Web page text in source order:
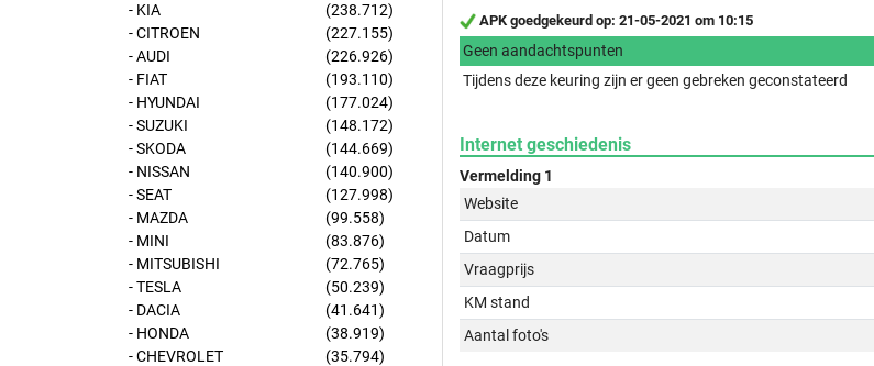
- KIA
(238.712)
- CITROEN
(227.155)
- AUDI
(226.926)
- FIAT
(193.110)
- HYUNDAI
(177.024)
- SUZUKI
(148.172)
- SKODA
(144.669)
- NISSAN
(140.900)
- SEAT
(127.998)
- MAZDA
(99.558)
- MINI
(83.876)
- MITSUBISHI
(72.765)
- TESLA
(50.239)
- DACIA
(41.641)
- HONDA
(38.919)
- CHEVROLET
(35.794)
APK goedgekeurd op: 21-05-2021 om 10:15
Geen aandachtspunten
Tijdens deze keuring zijn er geen gebreken geconstateerd
Internet geschiedenis
Vermelding 1
Website
Datum
Vraagprijs
KM stand
Aantal foto's